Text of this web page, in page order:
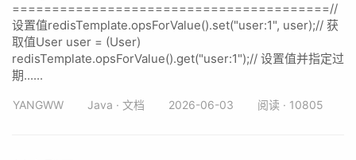
========================================//
设置值redisTemplate.opsForValue().set("user:1", user);// 获
取值User user = (User)
redisTemplate.opsForValue().get("user:1");// 设置值并指定过
期......
YANGWW Java · 文档 2026-06-03 阅读 · 10805